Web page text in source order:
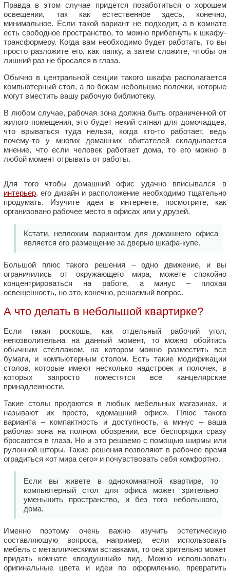
Правда в этом случае придется позаботиться о хорошем
освещении, так как естественное здесь, конечно,
минимальное. Если такой вариант не подходит, а в комнате
есть свободное пространство, то можно прибегнуть к шкафу-
трансформеру. Когда вам необходимо будет работать, то вы
просто разложите его, как папку, а затем сложите, чтобы он
лишний раз не бросался в глаза.
Обычно в центральной секции такого шкафа располагается
компьютерный стол, а по бокам небольшие полочки, которые
могут вместить вашу рабочую библиотеку.
В любом случае, рабочая зона должна быть ограниченной от
жилого помещения, это будет некий сигнал для домочадцев,
что врываться туда нельзя, когда кто-то работает, ведь
почему-то у многих домашних обитателей складывается
мнение, что если человек работает дома, то его можно в
любой момент отрывать от работы.
Для того чтобы домашний офис удачно вписывался в
интерьер, его дизайн и расположение необходимо тщательно
продумать. Изучите идеи в интернете, посмотрите, как
организовано рабочее место в офисах или у друзей.
Кстати, неплохим вариантом для домашнего офиса
является его размещение за дверью шкафа-купе.
Большой плюс такого решения – одно движение, и вы
ограничились от окружающего мира, можете спокойно
концентрироваться на работе, а минус – плохая
освещенность, но это, конечно, решаемый вопрос.
А что делать в небольшой квартирке?
Если такая роскошь, как отдельный рабочий угол,
непозволительна на данный момент, то можно обойтись
обычным стеллажом, на котором можно разместить все
бумаги, и компьютерным столом. Есть такие модификации
столов, которые имеют несколько надстроек и полочек, в
которых запросто поместятся все канцелярские
принадлежности.
Такие столы продаются в любых мебельных магазинах, и
называют их просто, «домашний офис». Плюс такого
варианта – компактность и доступность, а минус – ваша
рабочая зона на полном обозрении, все беспорядки сразу
бросаются в глаза. Но и это решаемо с помощью ширмы или
рулонной шторы. Такие решения позволяют в рабочее время
оградиться «от мира сего» и почувствовать себя комфортно.
Если вы живете в однокомнатной квартире, то
компьютерный стол для офиса может зрительно
уменьшить пространство, и без того небольшого,
дома.
Именно поэтому очень важно изучить эстетическую
составляющую вопроса, например, если использовать
мебель с металлическими вставками, то она зрительно может
придать комнате «воздушный» вид. Можно использовать
оригинальные цвета и идеи по оформлению, превратить